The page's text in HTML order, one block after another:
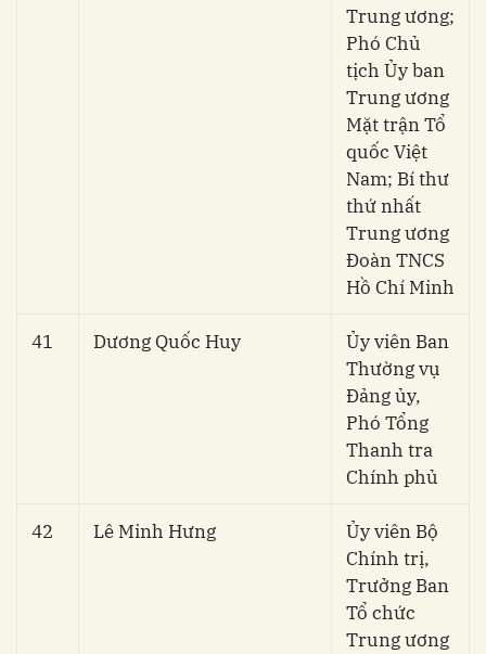
Trung ương;
Phó Chủ
tịch Ủy ban
Trung ương
Mặt trận Tổ
quốc Việt
Nam; Bí thư
thứ nhất
Trung ương
Đoàn TNCS
Hồ Chí Minh
41 Dương Quốc Huy
Ủy viên Ban
Thường vụ
Đảng ủy,
Phó Tổng
Thanh tra
Chính phủ
42 Lê Minh Hưng
Ủy viên Bộ
Chính trị,
Trưởng Ban
Tổ chức
Trung ương